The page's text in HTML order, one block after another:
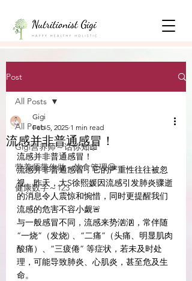
Post
All Posts
Gigi营养师～话你知📖
营养师带你做～饮食管理😃
健康数字～123
All Posts
流感并非普通感冒！
Gigi
Feb 5, 2025 1 min read
流感并非普通感冒！
流感并非普通感冒，它的严重性往往被忽
视。昨天，大S徐熙媛因流感引发肺炎骤逝
的消息令人震惊和惋惜，同时更提醒我们
流感的危害不容小觑🚨
与一般感冒不同，流感来势汹汹，常伴随
“一烧”（发烧) 、“二痛”（头痛、明显肌肉
酸痛）、“三疲倦” 等症状，若未及时处
理，可能导致肺炎、心肌炎，甚至危及生
命。